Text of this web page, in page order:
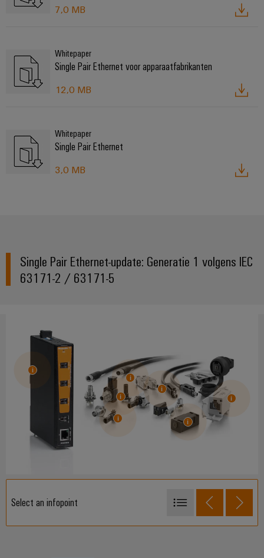
7,0 MB
Whitepaper
Single Pair Ethernet voor apparaatfabrikanten
12,0 MB
Whitepaper
Single Pair Ethernet
3,0 MB
Single Pair Ethernet-update: Generatie 1 volgens IEC
63171-2 / 63171-5
Select an infopoint
IP20-plug veld in bijlage